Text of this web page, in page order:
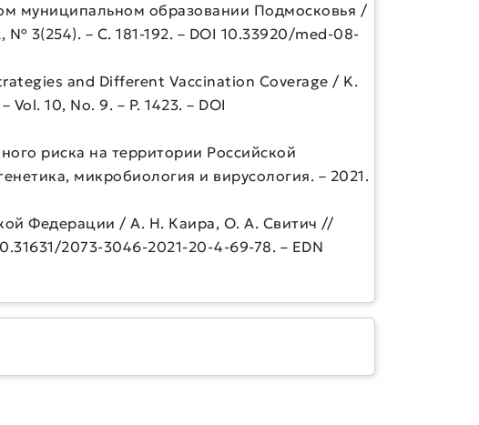
муниципальном образовании Подмосковья /
3(254). – С. 181-192. – DOI 10.33920/med-08-
and Different Vaccination Coverage / K.
10, No. 9. – P. 1423. – DOI
риска на территории Российской
микробиология и вирусология. – 2021.
Федерации / А. Н. Каира, О. А. Свитич //
2073-3046-2021-20-4-69-78. – EDN